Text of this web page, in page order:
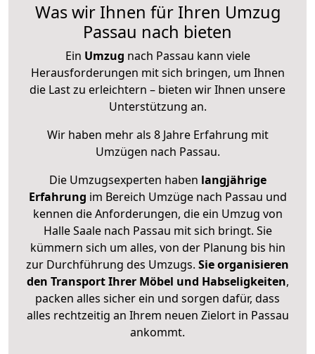
Was wir Ihnen für Ihren Umzug
Passau nach bieten
Ein Umzug nach Passau kann viele
Herausforderungen mit sich bringen, um Ihnen
die Last zu erleichtern – bieten wir Ihnen unsere
Unterstützung an.
Wir haben mehr als 8 Jahre Erfahrung mit
Umzügen nach Passau.
Die Umzugsexperten haben langjährige
Erfahrung im Bereich Umzüge nach Passau und
kennen die Anforderungen, die ein Umzug von
Halle Saale nach Passau mit sich bringt. Sie
kümmern sich um alles, von der Planung bis hin
zur Durchführung des Umzugs. Sie organisieren
den Transport Ihrer Möbel und Habseligkeiten,
packen alles sicher ein und sorgen dafür, dass
alles rechtzeitig an Ihrem neuen Zielort in Passau
ankommt.